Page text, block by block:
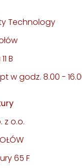
Technology
B
w godz. 8.00 -
z o.o.
65 F